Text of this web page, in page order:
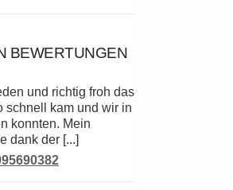
BEWERTUNGEN
schnell kam und wir in
konnten. Mein
dank der [...]